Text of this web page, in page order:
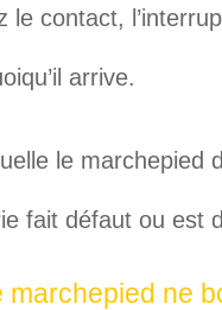
le contact,
arrive.
le marchepied
fait défaut ou est
ne